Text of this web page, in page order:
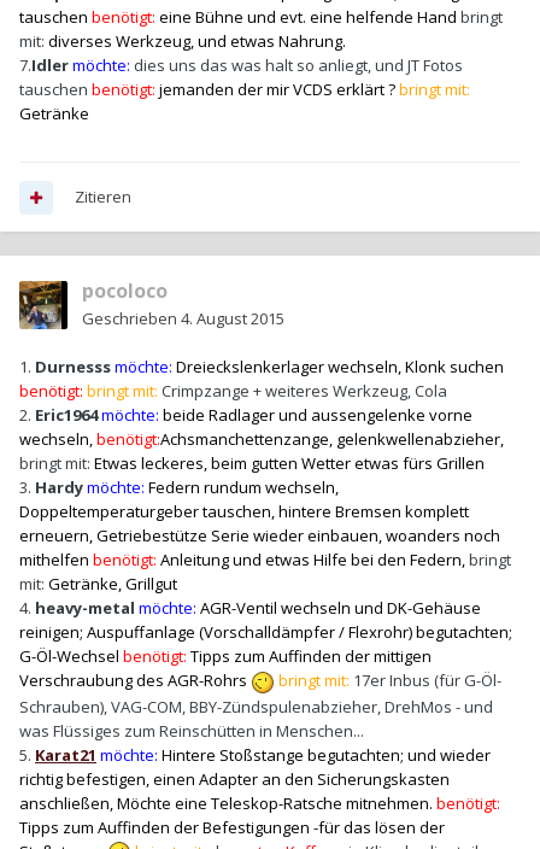
tauschen benötigt: eine Bühne und evt. eine helfende Hand bringt
mit: diverses Werkzeug, und etwas Nahrung.
7.Idlermöchte: dies uns das was halt so anliegt, und JT Fotos
tauschen benötigt: jemanden der mir VCDS erklärt ?bringt mit:
Getränke
Zitieren
pocoloco
Geschrieben 4. August 2015
1. Durnesssmöchte: Dreieckslenkerlager wechseln, Klonk suchen
benötigt: bringt mit: Crimpzange + weiteres Werkzeug, Cola
2. Eric1964möchte: beide Radlager und aussengelenke vorne
wechseln,benötigt:Achsmanchettenzange, gelenkwellenabzieher,
bringt mit: Etwas leckeres, beim gutten Wetter etwas fürs Grillen
3. Hardymöchte: Federn rundum wechseln,
Doppeltemperaturgeber tauschen, hintere Bremsen komplett
erneuern, Getriebestütze Serie wieder einbauen, woanders noch
mithelfen benötigt: Anleitung und etwas Hilfe bei den Federn,bringt
mit: Getränke, Grillgut
4. heavy-metal möchte: AGR-Ventil wechseln und DK-Gehäuse
reinigen; Auspuffanlage (Vorschalldämpfer / Flexrohr) begutachten;
G-Öl-Wechsel benötigt: Tipps zum Auffinden der mittigen
Verschraubung des AGR-Rohrs
bringt mit: 17er Inbus (für G-Öl-
Schrauben), VAG-COM, BBY-Zündspulenabzieher, DrehMos - und
was Flüssiges zum Reinschütten in Menschen...
5. Karat21 möchte: Hintere Stoßstange begutachten; und wieder
richtig befestigen, einen Adapter an den Sicherungskasten
anschließen, Möchte eine Teleskop-Ratsche mitnehmen. benötigt:
Tipps zum Auffinden der Befestigungen -für das lösen der